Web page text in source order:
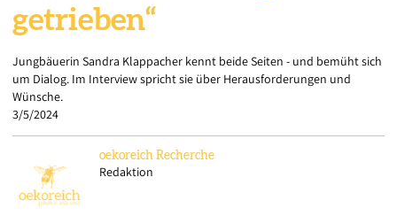
getrieben“
Jungbäuerin Sandra Klappacher kennt beide Seiten - und bemüht sich
um Dialog. Im Interview spricht sie über Herausforderungen und
Wünsche.
3/5/2024
oekoreich Recherche
Redaktion